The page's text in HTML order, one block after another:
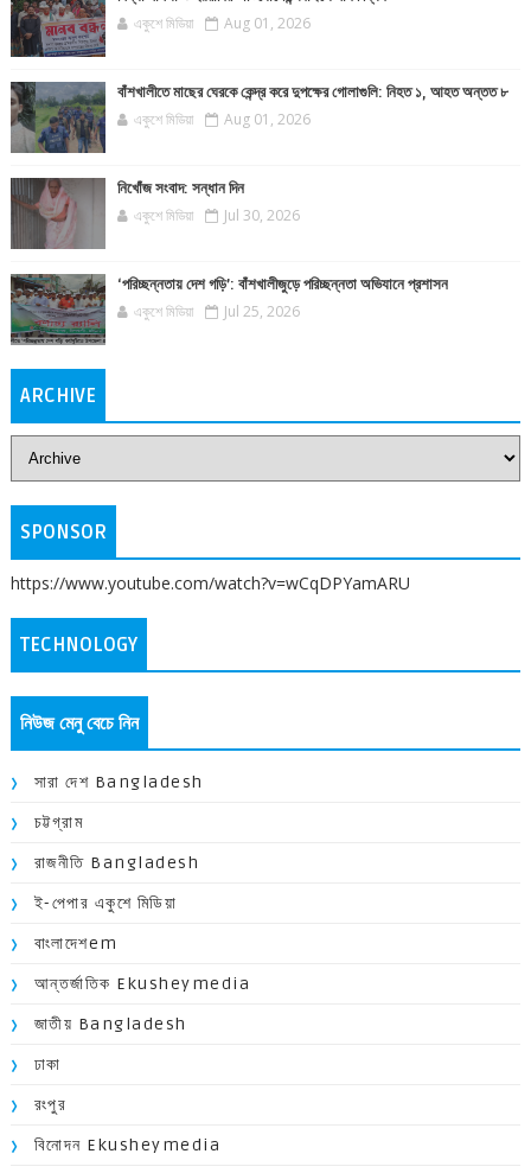
একুশে মিডিয়া Aug 01, 2026
বাঁশখালীতে মাছের ঘেরকে কেন্দ্র করে দুপক্ষের গোলাগুলি: নিহত ১, আহত অন্তত ৮
একুশে মিডিয়া Aug 01, 2026
নিখোঁজ সংবাদ: সন্ধান দিন
একুশে মিডিয়া Jul 30, 2026
‘পরিচ্ছন্নতায় দেশ গড়ি’: বাঁশখালীজুড়ে পরিচ্ছন্নতা অভিযানে প্রশাসন
একুশে মিডিয়া Jul 25, 2026
ARCHIVE
SPONSOR
https://www.youtube.com/watch?v=wCqDPYamARU
TECHNOLOGY
নিউজ মেনু বেচে নিন
সারা দেশ Bangladesh
চট্টগ্রাম
রাজনীতি Bangladesh
ই-পেপার একুশে মিডিয়া
বাংলাদেশem
আন্তর্জাতিক Ekusheymedia
জাতীয় Bangladesh
ঢাকা
রংপুর
বিনোদন Ekusheymedia